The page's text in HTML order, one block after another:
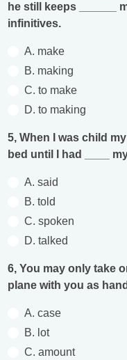
he still keeps ______
infinitives.
A. make
B. making
C. to make
D. to making
5, When I was child
bed until I had ____
A. said
B. told
C. spoken
D. talked
6, You may only take
plane with you as
A. case
B. lot
C. amount